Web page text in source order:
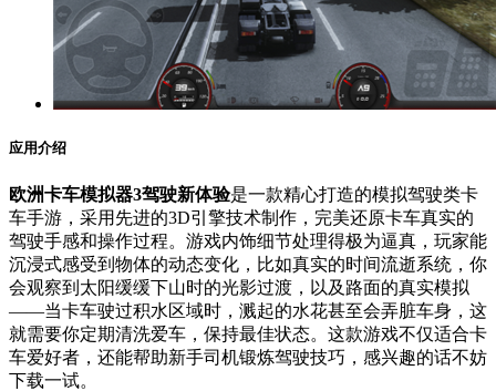
应用介绍
欧洲卡车模拟器3驾驶新体验是一款精心打造的模拟驾驶类卡
车手游，采用先进的3D引擎技术制作，完美还原卡车真实的
驾驶手感和操作过程。游戏内饰细节处理得极为逼真，玩家能
沉浸式感受到物体的动态变化，比如真实的时间流逝系统，你
会观察到太阳缓缓下山时的光影过渡，以及路面的真实模拟
——当卡车驶过积水区域时，溅起的水花甚至会弄脏车身，这
就需要你定期清洗爱车，保持最佳状态。这款游戏不仅适合卡
车爱好者，还能帮助新手司机锻炼驾驶技巧，感兴趣的话不妨
下载一试。